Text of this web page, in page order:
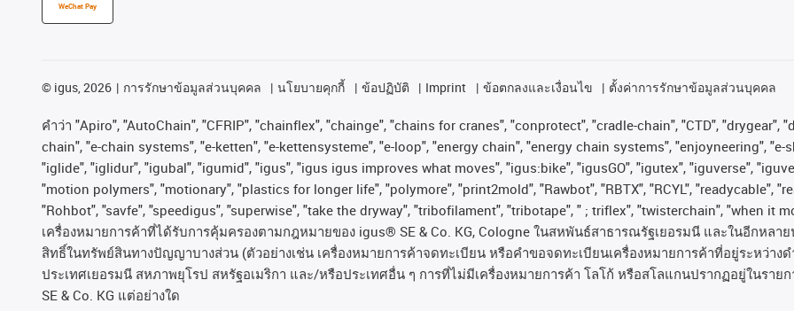
WeChat Pay
© igus, 2026 การรักษาข้อมูลส่วนบุคคล นโยบายคุกกี้ ข้อปฏิบัติ Imprint ข้อตกลงและเงื่อนไข ตั้งค่าการรักษาข้อมูลส่วนบุคคล
คําว่า "Apiro", "AutoChain", "CFRIP", "chainflex", "chainge", "chains for cranes", "conprotect", "cradle-chain", "CTD", "drygear",
chain", "e-chain systems", "e-ketten", "e-kettensysteme", "e-loop", "energy chain", "energy chain systems", "enjoyneering", "e-
"iglide", "iglidur", "igubal", "igumid", "igus", "igus igus improves what moves", "igus:bike", "igusGO", "igutex", "iguverse",
"motion polymers", "motionary", "plastics for longer life", "polymore", "print2mold", "Rawbot", "RBTX", "RCYL", "readycable",
"Rohbot", "savfe", "speedigus", "superwise", "take the dryway", "tribofilament", "tribotape", " ; triflex", "twisterchain", "when it
เครื่องหมายการค้าที่ได้รับการคุ้มครองตามกฎหมายของ igus® SE & Co. KG, Cologne ในสหพันธ์สาธารณรัฐเยอรมนี และในอีกหลาย
สิทธิ์ในทรัพย์สินทางปัญญาบางส่วน (ตัวอย่างเช่น เครื่องหมายการค้าจดทะเบียน หรือคำขอจดทะเบียนเครื่องหมายการค้าที่อยู่ระหว่างด
ประเทศเยอรมนี สหภาพยุโรป สหรัฐอเมริกา และ/หรือประเทศอื่น ๆ การที่ไม่มีเครื่องหมายการค้า โลโก้ หรือสโลแกนปรากฏอยู่ในราย
SE & Co. KG แต่อย่างใด